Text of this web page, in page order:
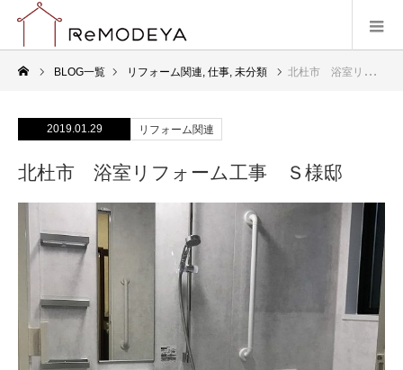
BLOG一覧 リフォーム関連, 仕事, 未分類 北杜市 浴室リフォーム工事 Ｓ様邸
2019.01.29 リフォーム関連
北杜市 浴室リフォーム工事 Ｓ様邸